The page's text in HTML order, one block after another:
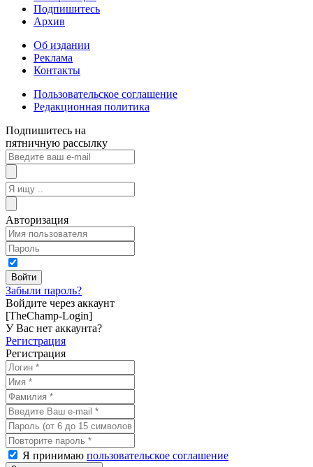
Подпишитесь
Архив
Об издании
Реклама
Контакты
Пользовательское соглашение
Редакционная политика
Подпишитесь на
пятничную рассылку
Авторизация
Забыли пароль?
Войдите через аккаунт
[TheChamp-Login]
У Вас нет аккаунта?
Регистрация
Регистрация
Я принимаю пользовательское соглашение